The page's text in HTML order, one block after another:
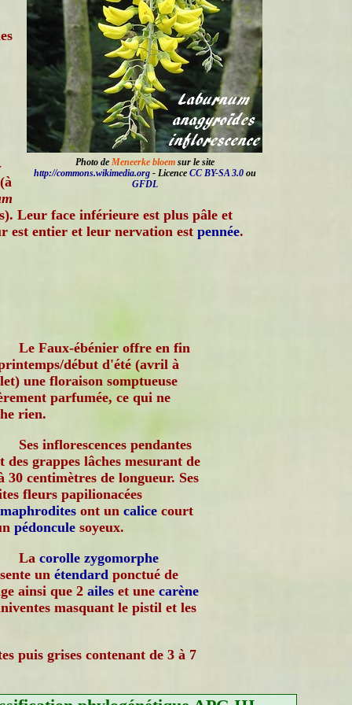
Photo de Meneerke bloemsur le site
http://commons.wikimedia.org- Licence CC BY-SA 3.0ou
GFDL
Leur face inférieure est plus pâle et
est entier et leur nervation est pennée.
Le Faux-ébénier offre en fin
début d'été (avril à
une floraison somptueuse
parfumée, ce qui ne
rien.
Ses inflorescences pendantes
des grappes lâches mesurant de
30 centimètres de longueur. Ses
fleurs papilionacées
ont un calice court
pédoncule soyeux.
La corolle zygomorphe
un étendard ponctué de
ainsi que 2 ailes et une carène
masquant le pistil et les
puis grises contenant de 3 à 7